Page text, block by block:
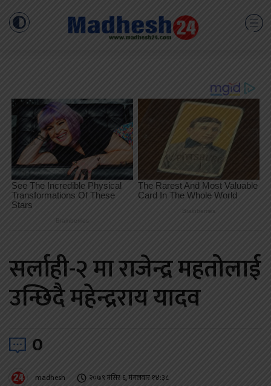
सर्लाही-२ मा राजेन्द्र महतोलाई
उन्छिदै महेन्द्रराय यादव
0
madhesh २०७९ मंसिर ६, मंगलवार १४:३८